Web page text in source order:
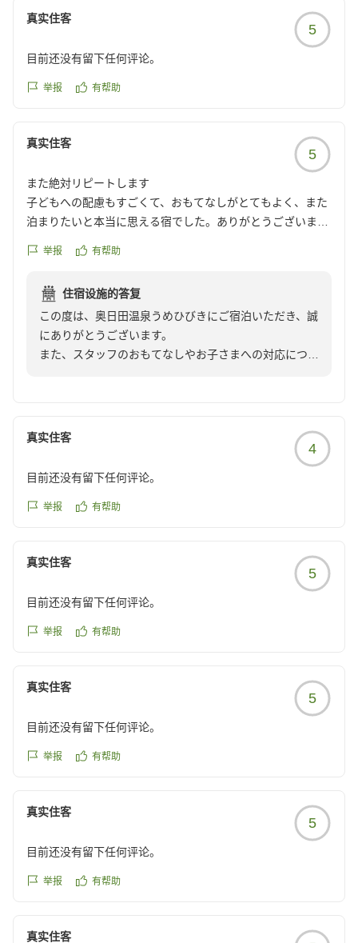
真实住客
5
目前还没有留下任何评论。
举报 有帮助
真实住客
5
また絶対リピートします
子どもへの配慮もすごくて、おもてなしがとてもよく、また
泊まりたいと本当に思える宿でした。ありがとうございまし
クチコミの詳細はこちらから
reviewId=33123478289809
举报 有帮助
住宿设施的答复
この度は、奥日田温泉うめひびきにご宿泊いただき、誠
にありがとうございます。
また、スタッフのおもてなしやお子さまへの対応につき
りますので、そのようなお言葉を頂戴し大変嬉しく拝見
いたしました。また、スタッフのおもてなしにつきまし
てもご満足いただき、「また泊まりたいと本当に思える
っても大変励みになります。
今後とも皆さまに心からお寛ぎいただける宿を目指して
またご家族皆さまにお会いできます日を、スタッフ一同
心よりお待ち申し上げております。
真实住客
4
目前还没有留下任何评论。
举报 有帮助
真实住客
5
目前还没有留下任何评论。
举报 有帮助
真实住客
5
目前还没有留下任何评论。
举报 有帮助
真实住客
5
目前还没有留下任何评论。
举报 有帮助
真实住客